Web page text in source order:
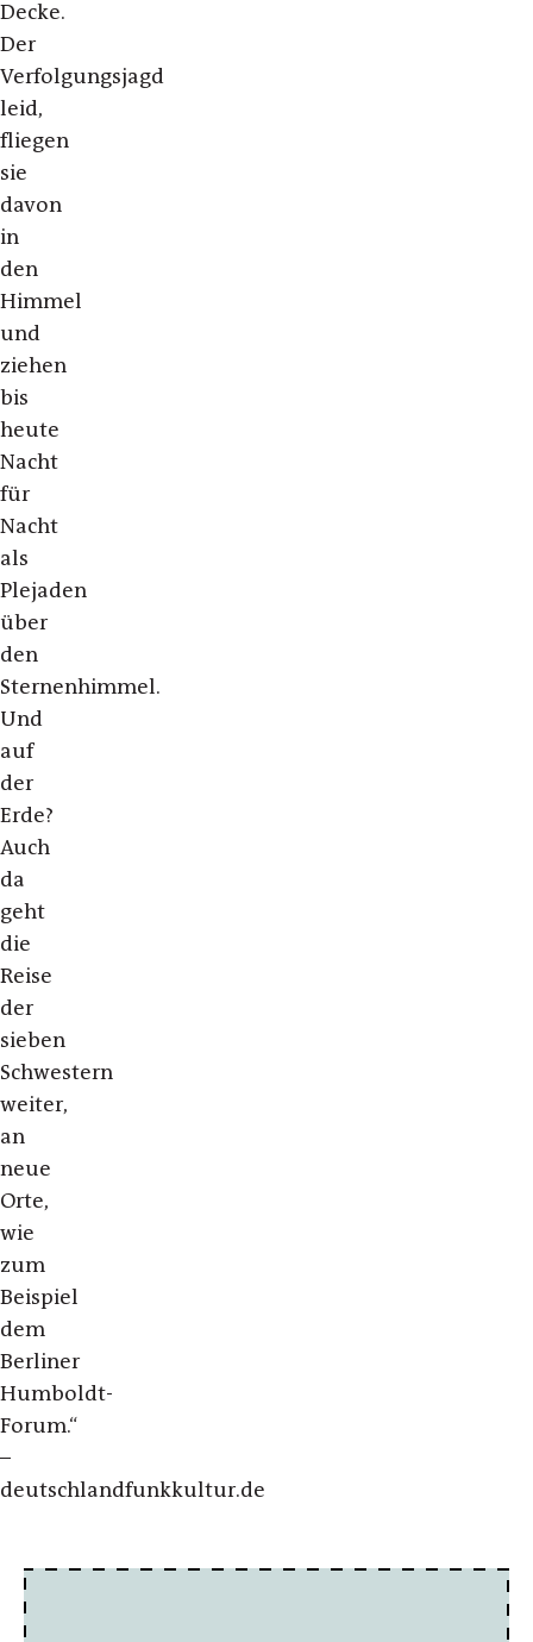
Decke.
Der
Verfolgungsjagd
leid,
fliegen
sie
davon
in
den
Himmel
und
ziehen
bis
heute
Nacht
für
Nacht
als
Plejaden
über
den
Sternenhimmel.
Und
auf
der
Erde?
Auch
da
geht
die
Reise
der
sieben
Schwestern
weiter,
an
neue
Orte,
wie
zum
Beispiel
dem
Berliner
Humboldt-
Forum.“
–
deutschlandfunkkultur.de